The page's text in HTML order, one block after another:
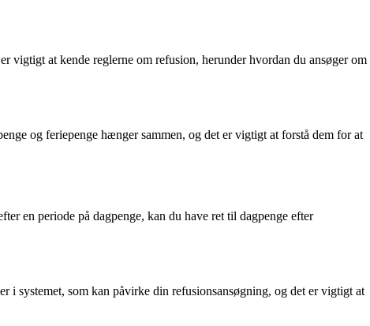
vigtigt at kende reglerne om refusion, herunder hvordan du ansøger om
og feriepenge hænger sammen, og det er vigtigt at forstå dem for at
en periode på dagpenge, kan du have ret til dagpenge efter
systemet, som kan påvirke din refusionsansøgning, og det er vigtigt at